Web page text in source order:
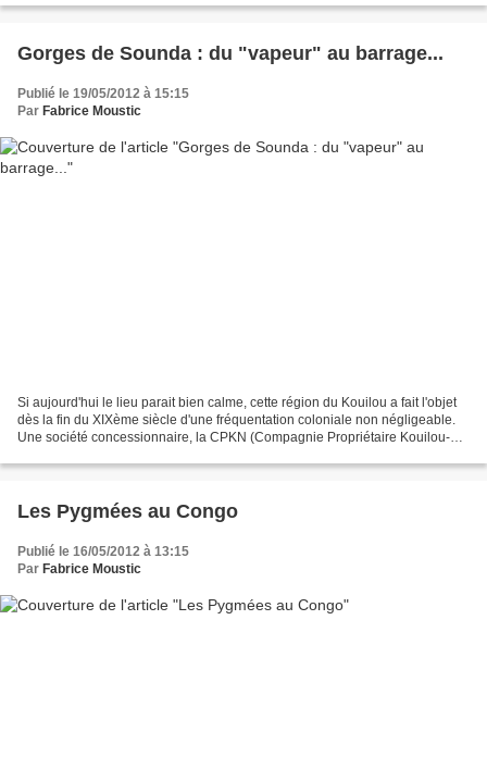
Gorges de Sounda : du "vapeur" au barrage...
Publié le 19/05/2012 à 15:15
Par Fabrice Moustic
Si aujourd'hui le lieu parait bien calme, cette région du Kouilou a fait l'objet
dès la fin du XIXème siècle d'une fréquentation coloniale non négligeable.
Une société concessionnaire, la CPKN (Compagnie Propriétaire Kouilou-
Les Pygmées au Congo
Publié le 16/05/2012 à 13:15
Par Fabrice Moustic